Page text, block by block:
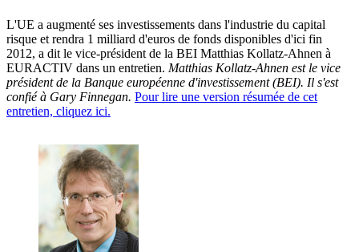
L'UE a augmenté ses investissements dans l'industrie du capital
risque et rendra 1 milliard d'euros de fonds disponibles d'ici fin
2012, a dit le vice-président de la BEI Matthias Kollatz-Ahnen à
EURACTIV dans un entretien. Matthias Kollatz-Ahnen est le vice
président de la Banque européenne d'investissement (BEI). Il s'est
confié à Gary Finnegan. Pour lire une version résumée de cet
entretien, cliquez ici.